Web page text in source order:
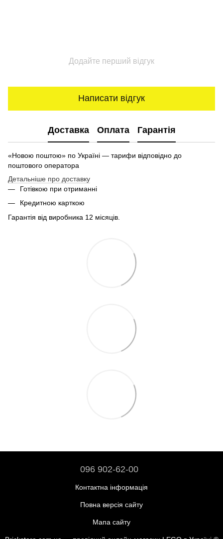
Додайте перший відгук
Написати відгук
Доставка Оплата Гарантія
«Новою поштою» по Україні — тарифи відповідно до
поштового оператора
Детальніше про доставку
Готівкою при отриманні
Кредитною карткою
Гарантія від виробника 12 місяців.
096 902-62-00
Контактна інформація
Повна версія сайту
Мапа сайту